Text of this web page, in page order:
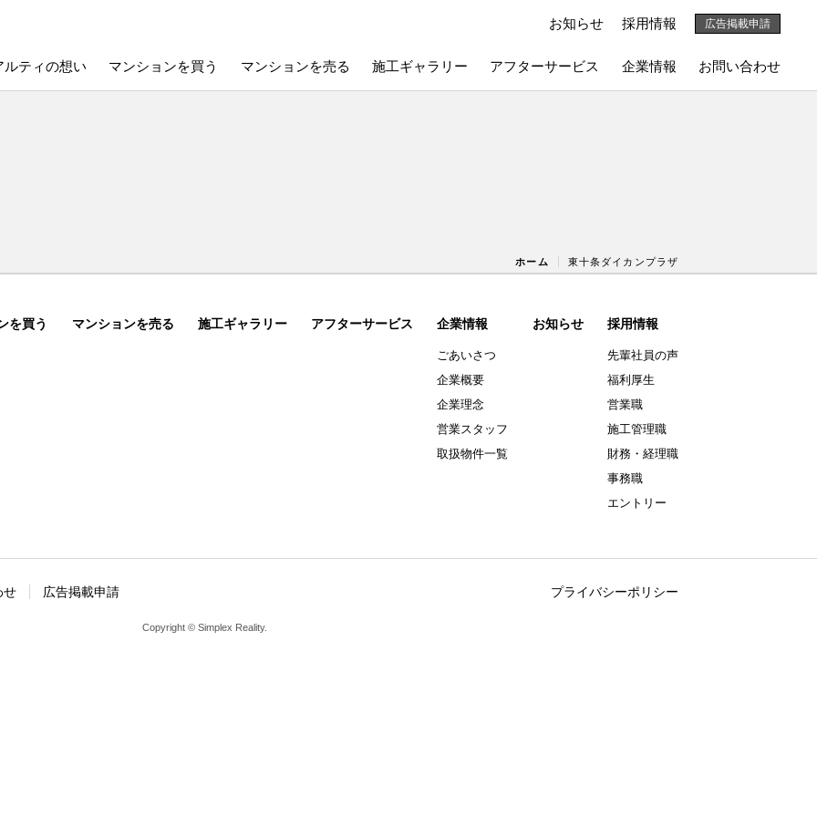
ティの想い マンションを買う マンションを売る 施工ギャラリー アフターサービス 企業情報 お問い合わせ
お知らせ 採用情報 広告掲載申請
ホーム 東十条ダイカンプラザ
を買う マンションを売る 施工ギャラリー アフターサービス 企業情報
ごあいさつ
企業概要
企業理念
営業スタッフ
取扱物件一覧
お知らせ 採用情報
先輩社員の声
福利厚生
営業職
施工管理職
財務・経理職
事務職
エントリー
広告掲載申請 プライバシーポリシー
せ
Copyright © Simplex Reality.